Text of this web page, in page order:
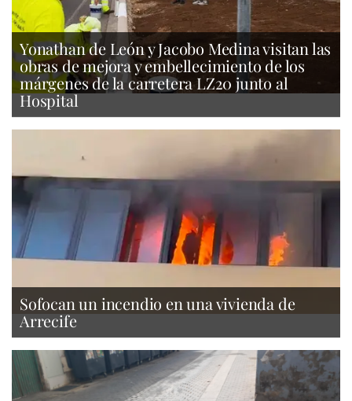
Yonathan de León y Jacobo Medina visitan las
obras de mejora y embellecimiento de los
márgenes de la carretera LZ20 junto al
Hospital
Sofocan un incendio en una vivienda de
Arrecife